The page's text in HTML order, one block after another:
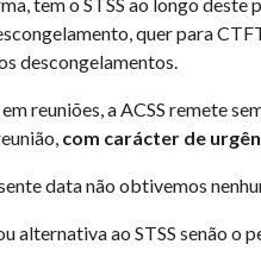
quer para
descongelamentos.
reuniões, a ACSS remete
com carácter de
data não obtivemos
alternativa ao STSS senão o